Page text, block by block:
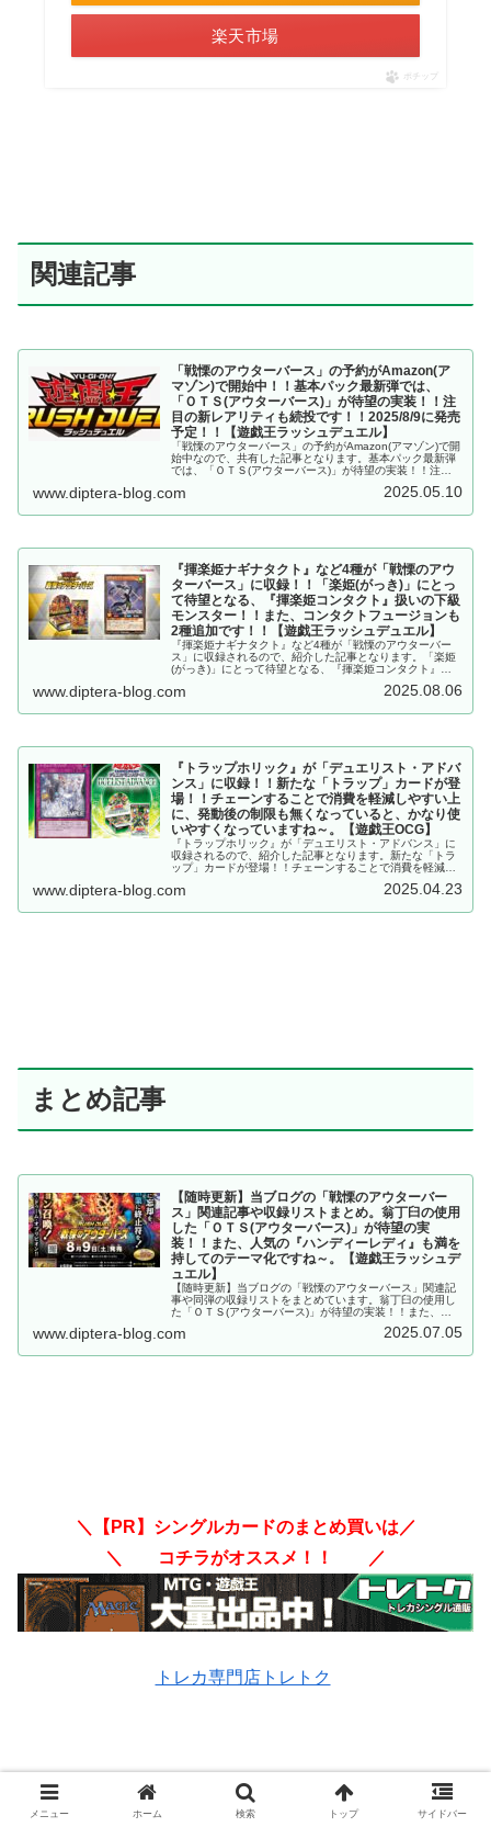
楽天市場
ポチップ
関連記事
「戦慄のアウターバース」の予約がAmazon(ア
マゾン)で開始中！！基本パック最新弾では、
「ＯＴＳ(アウターバース)」が待望の実装！！注
目の新レアリティも続投です！！2025/8/9に発売
予定！！【遊戯王ラッシュデュエル】
「戦慄のアウターバース」の予約がAmazon(アマゾン)で開
始中なので、共有した記事となります。基本パック最新弾
では、「ＯＴＳ(アウターバース)」が待望の実装！！注目
【遊戯王ラッシュデュエル】
www.diptera-blog.com 2025.05.10
『揮楽姫ナギナタクト』など4種が「戦慄のアウ
ターバース」に収録！！「楽姫(がっき)」にとっ
て待望となる、『揮楽姫コンタクト』扱いの下級
モンスター！！また、コンタクトフュージョンも
2種追加です！！【遊戯王ラッシュデュエル】
『揮楽姫ナギナタクト』など4種が「戦慄のアウターバー
ス」に収録されるので、紹介した記事となります。「楽姫
(がっき)」にとって待望となる、『揮楽姫コンタクト』扱
2種追加です！！【遊戯王ラッシュデュエル】
www.diptera-blog.com 2025.08.06
『トラップホリック』が「デュエリスト・アドバ
ンス」に収録！！新たな「トラップ」カードが登
場！！チェーンすることで消費を軽減しやすい上
に、発動後の制限も無くなっていると、かなり使
いやすくなっていますね～。【遊戯王OCG】
『トラップホリック』が「デュエリスト・アドバンス」に
収録されるので、紹介した記事となります。新たな「トラ
ップ」カードが登場！！チェーンすることで消費を軽減し
いやすくなっていますね～。【遊戯王OCG】
www.diptera-blog.com 2025.04.23
まとめ記事
【随時更新】当ブログの「戦慄のアウターバー
ス」関連記事や収録リストまとめ。翁丁臼の使用
した「ＯＴＳ(アウターバース)」が待望の実
装！！また、人気の『ハンディーレディ』も満を
持してのテーマ化ですね～。【遊戯王ラッシュデ
ュエル】
【随時更新】当ブログの「戦慄のアウターバース」関連記
事や同弾の収録リストをまとめています。翁丁臼の使用し
た「ＯＴＳ(アウターバース)」が待望の実装！！また、人
～。【遊戯王ラッシュデュエル】
www.diptera-blog.com 2025.07.05
＼【PR】シングルカードのまとめ買いは／
＼ コチラがオススメ！！ ／
トレカ専門店トレトク
＼【PR】不要なカードの売却はコチラ！！／
メニュー ホーム 検索 トップ サイドバー